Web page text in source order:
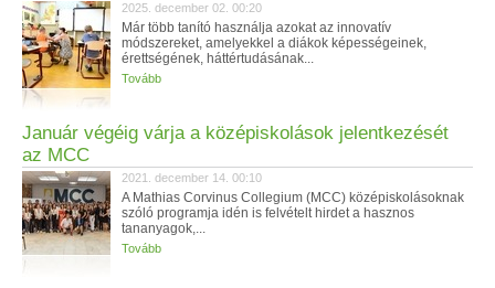
2025. december 02. 00:20
Már több tanító használja azokat az innovatív
módszereket, amelyekkel a diákok képességeinek,
érettségének, háttértudásának...
Tovább
Január végéig várja a középiskolások jelentkezését
az MCC
2021. december 14. 00:10
A Mathias Corvinus Collegium (MCC) középiskolásoknak
szóló programja idén is felvételt hirdet a hasznos
tananyagok,...
Tovább